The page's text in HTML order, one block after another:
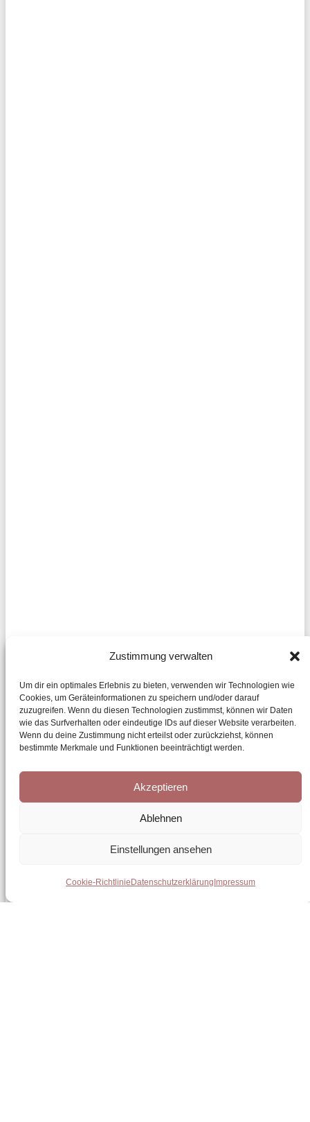
Zustimmung verwalten
Um dir ein optimales Erlebnis zu bieten, verwenden wir Technologien wie
Cookies, um Geräteinformationen zu speichern und/oder darauf
zuzugreifen. Wenn du diesen Technologien zustimmst, können wir Daten
wie das Surfverhalten oder eindeutige IDs auf dieser Website verarbeiten.
Wenn du deine Zustimmung nicht erteilst oder zurückziehst, können
bestimmte Merkmale und Funktionen beeinträchtigt werden.
Akzeptieren
Ablehnen
Einstellungen ansehen
Cookie-Richtlinie Datenschutzerklärung Impressum